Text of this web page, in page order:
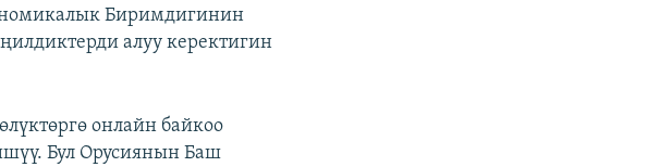
Биримдигинин
алуу керектигин
онлайн байкоо
Бул Орусиянын Баш